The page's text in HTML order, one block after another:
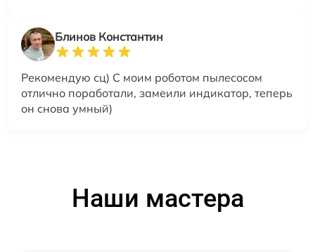
Блинов Константин
Рекомендую сц) С моим роботом пылесосом
отлично поработали, замеили индикатор, теперь
он снова умный)
Наши мастера